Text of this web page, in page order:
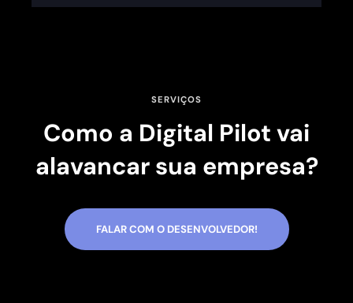
SERVIÇOS
Como a Digital Pilot vai
alavancar sua empresa?
FALAR COM O DESENVOLVEDOR!